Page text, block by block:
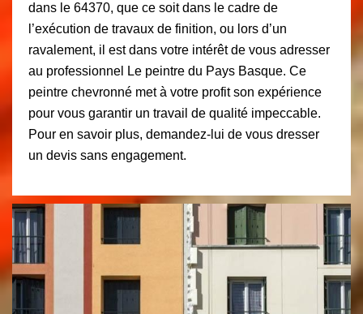
dans le 64370, que ce soit dans le cadre de
l’exécution de travaux de finition, ou lors d’un
ravalement, il est dans votre intérêt de vous adresser
au professionnel Le peintre du Pays Basque. Ce
peintre chevronné met à votre profit son expérience
pour vous garantir un travail de qualité impeccable.
Pour en savoir plus, demandez-lui de vous dresser
un devis sans engagement.